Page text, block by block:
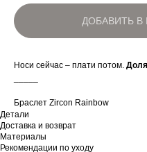
ДОБАВИТЬ В
Носи сейчас – плати потом.
Браслет Zircon Rainbow
Детали
Доставка и возврат
Материалы
Рекомендации по уходу